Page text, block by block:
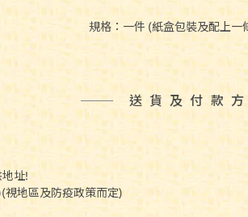
規格：一件 (紙盒包裝及配上一
送貨及付款方
址!
視地區及防疫政策而定)